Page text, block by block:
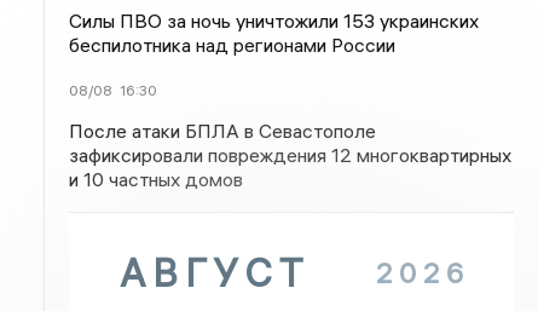
Силы ПВО за ночь уничтожили 153 украинских
беспилотника над регионами России
08/08 16:30
После атаки БПЛА в Севастополе
зафиксировали повреждения 12 многоквартирных
и 10 частных домов
АВГУСТ 2026